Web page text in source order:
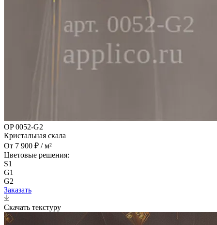
OP 0052-G2
Кристальная скала
От 7 900 ₽ / м²
Цветовые решения:
S1
G1
G2
Заказать
Скачать текстуру